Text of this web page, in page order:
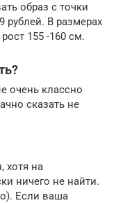
образ с точки
рублей. В размерах
155 -160 см.
очень классно
сказать не
хотя на
ничего не найти.
Если ваша